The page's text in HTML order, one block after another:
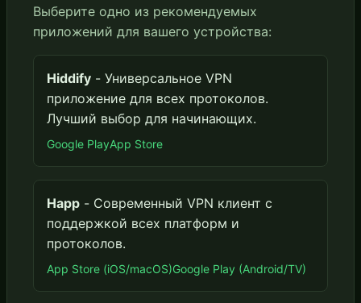
Выберите одно из рекомендуемых
приложений для вашего устройства:
Hiddify - Универсальное VPN
приложение для всех протоколов.
Лучший выбор для начинающих.
Google PlayApp Store
Happ - Современный VPN клиент с
поддержкой всех платформ и
протоколов.
App Store (iOS/macOS)Google Play (Android/TV)